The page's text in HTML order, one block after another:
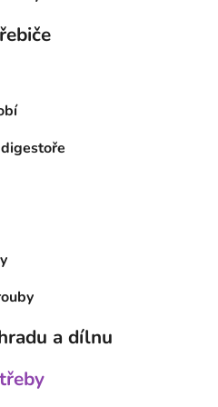
a dílnu